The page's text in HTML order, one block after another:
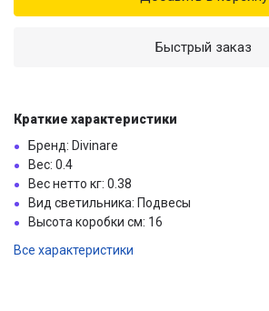
Быстрый заказ
Краткие характеристики
Бренд: Divinare
Вес: 0.4
Вес нетто кг: 0.38
Вид светильника: Подвесы
Высота коробки см: 16
Все характеристики